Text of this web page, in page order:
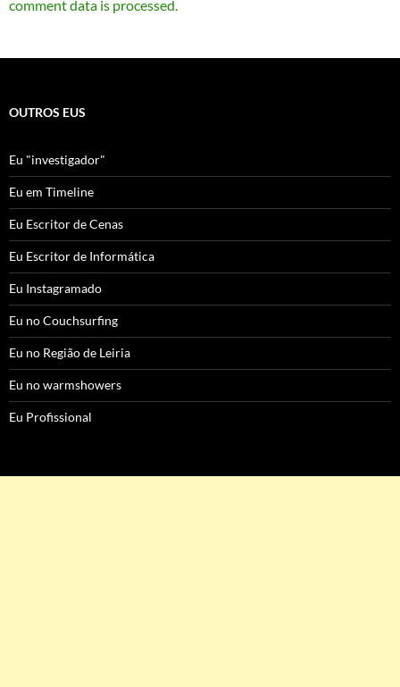
comment data is processed.
OUTROS EUS
Eu "investigador"
Eu em Timeline
Eu Escritor de Cenas
Eu Escritor de Informática
Eu Instagramado
Eu no Couchsurfing
Eu no Região de Leiria
Eu no warmshowers
Eu Profissional